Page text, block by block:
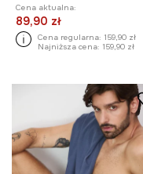
Cena aktualna:
89,90 zł
Cena regularna: 159,90 zł
Najniższa cena: 159,90 zł